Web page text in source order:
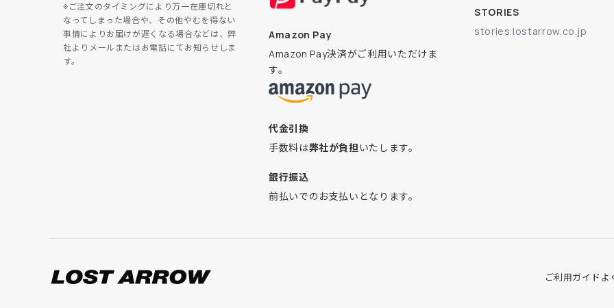
※ご注文のタイミングにより万一在庫切れと
なってしまった場合や、その他やむを得ない
事情によりお届けが遅くなる場合などは、弊
社よりメールまたはお電話にてお知らせしま
す。
Amazon Pay
Amazon Pay決済がご利用いただけま
す。
代金引換
手数料は弊社が負担いたします。
銀行振込
前払いでのお支払いとなります。
STORIES
stories.lostarrow.co.jp
ご利用ガイド よ